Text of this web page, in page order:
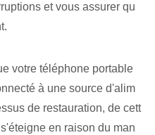
et vous assurer qu
votre téléphone portable
à une source d'alim
de restauration, de cett
en raison du man